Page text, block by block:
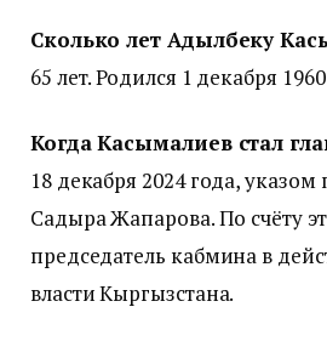
Сколько лет Адылбеку
65 лет. Родился 1 декабря
Когда Касымалиев стал
18 декабря 2024 года, указом
Садыра Жапарова. По счёту
председатель кабмина в
власти Кыргызстана.